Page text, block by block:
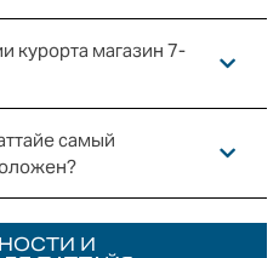
курорта магазин 7-
самый
И